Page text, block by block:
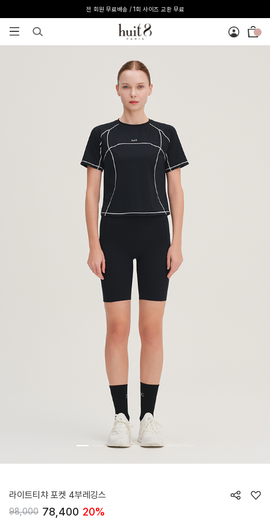
전 회원 무료배송 / 1회 사이즈 교환 무료
라이트티챠 포켓 4부레깅스
98,000 78,400 20%